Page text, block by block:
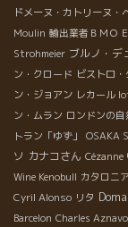
ドメーヌ・カトリーヌ・
Moulin 輸出業者ＢＭＯ
Strohmeier ブルノ・デ
ン・クロード ビストロ
ン・ジョアン レカール
ン・ムラン ロンドンの
トラン「ゆず」
OSAKA
ソ カナコさん Cézanne
Wine Kenobull カタロニ
Cyril Alonso リタ
Barcelon Charles